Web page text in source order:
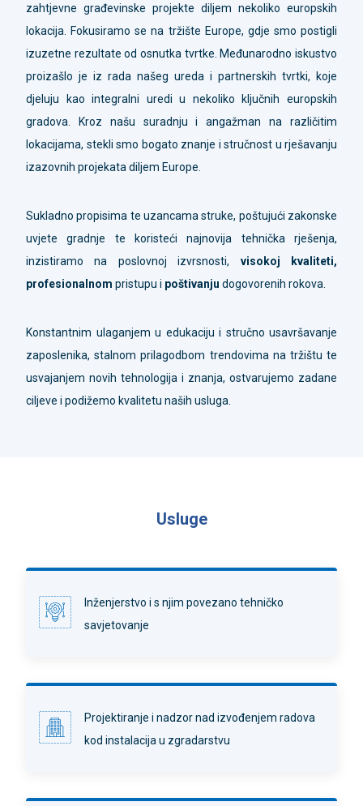
zahtjevne građevinske projekte diljem nekoliko europskih
lokacija. Fokusiramo se na tržište Europe, gdje smo postigli
izuzetne rezultate od osnutka tvrtke. Međunarodno iskustvo
proizašlo je iz rada našeg ureda i partnerskih tvrtki, koje
djeluju kao integralni uredi u nekoliko ključnih europskih
gradova. Kroz našu suradnju i angažman na različitim
lokacijama, stekli smo bogato znanje i stručnost u rješavanju
izazovnih projekata diljem Europe.
Sukladno propisima te uzancama struke, poštujući zakonske
uvjete gradnje te koristeći najnovija tehnička rješenja,
inzistiramo na poslovnoj izvrsnosti, visokoj kvaliteti,
profesionalnom pristupu i poštivanju dogovorenih rokova.
Konstantnim ulaganjem u edukaciju i stručno usavršavanje
zaposlenika, stalnom prilagodbom trendovima na tržištu te
usvajanjem novih tehnologija i znanja, ostvarujemo zadane
ciljeve i podižemo kvalitetu naših usluga.
Usluge
Inženjerstvo i s njim povezano tehničko
savjetovanje
Projektiranje i nadzor nad izvođenjem radova
kod instalacija u zgradarstvu